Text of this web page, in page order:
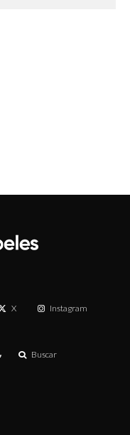
X Instagram
Buscar